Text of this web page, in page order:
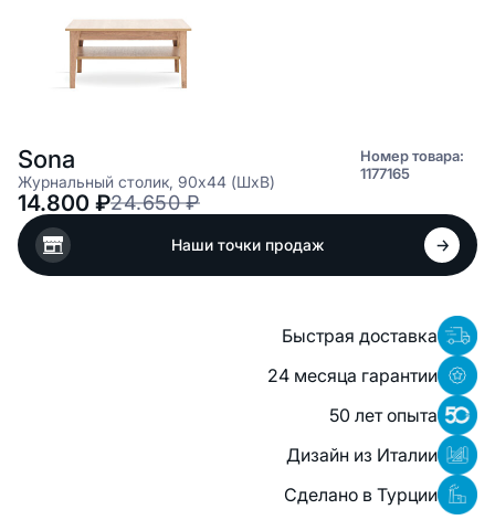
Sona
Журнальный столик, 90x44 (ШxВ)
Номер товара:
1177165
24.650 ₽
14.800 ₽
Наши точки продаж
Быстрая доставка
24 месяца гарантии
50 лет опыта
Дизайн из Италии
Сделано в Турции